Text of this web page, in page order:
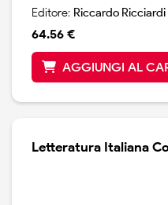
Editore: Riccardo Ricciardi
64.56 €
AGGIUNGI AL
Letteratura Italiana